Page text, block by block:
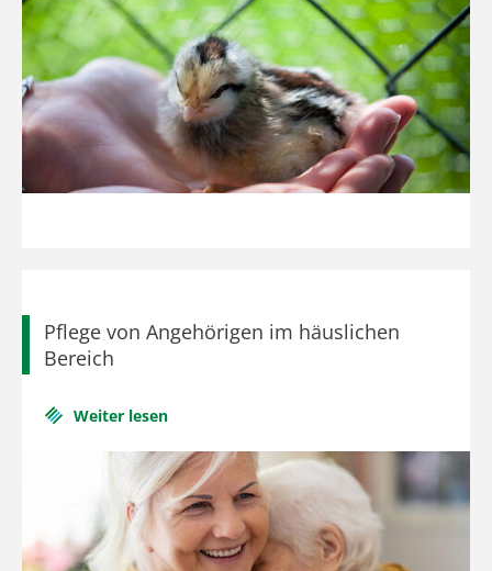
Pflege von Angehörigen im häuslichen
Bereich
Weiter lesen